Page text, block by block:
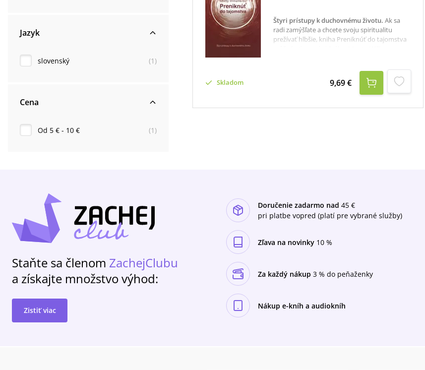
Jazyk
slovenský (1 )
Cena
Od 5 € - 10 € (1 )
Štyri prístupy k duchovnému životu. Ak sa
radi zamýšľate a chcete svoju spiritualitu
prežívať hlbšie, kniha Preniknúť do tajomstva
nazerania, kontemplácie: putovanie musí začať
uvedomením a pripustením si strachu, cez
ktorý je potrebné sa predrať a ísť ďalej za jeho
hranice.Byť zakorenený, byť pozorný:
Skladom 9,69 €
Staňte sa členom ZachejClubu
a získajte množstvo výhod:
Zistiť viac
Doručenie zadarmo nad 45 €
pri platbe vopred (platí pre vybrané služby)
Zľava na novinky 10 %
Za každý nákup 3 % do peňaženky
Nákup e-kníh a audiokníh